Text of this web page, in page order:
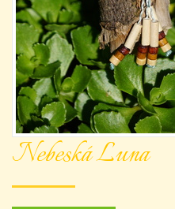
Nebeská Luna